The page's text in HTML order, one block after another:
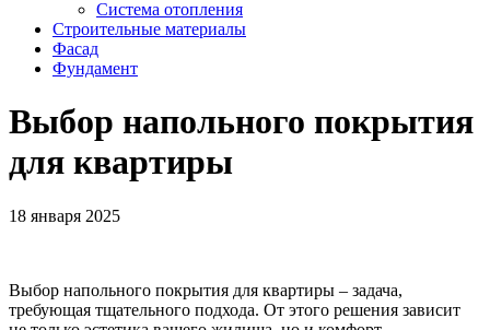
Система отопления
Строительные материалы
Фасад
Фундамент
Выбор напольного покрытия
для квартиры
18 января 2025
Выбор напольного покрытия для квартиры – задача,
требующая тщательного подхода. От этого решения зависит